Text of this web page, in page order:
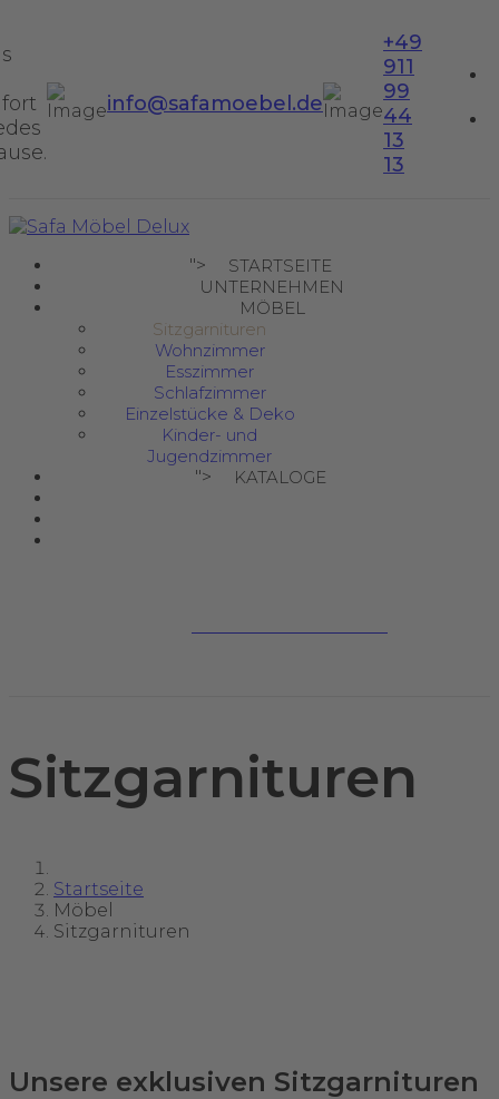
info@safamoebel.de
+49
911
99
44
13
13
">
STARTSEITE
UNTERNEHMEN
MÖBEL
Sitzgarnituren
Wohnzimmer
Esszimmer
Schlafzimmer
Einzelstücke & Deko
Kinder- und
Jugendzimmer
">
KATALOGE
Sitzgarnituren
Startseite
Möbel
Sitzgarnituren
Unsere exklusiven Sitzgarnituren